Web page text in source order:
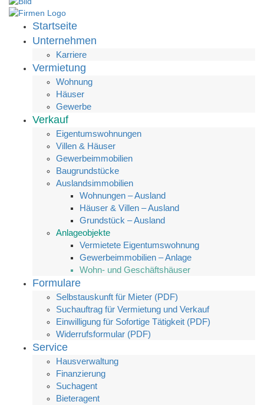
Startseite
Unternehmen
Karriere
Vermietung
Wohnung
Häuser
Gewerbe
Verkauf
Eigentumswohnungen
Villen & Häuser
Gewerbeimmobilien
Baugrundstücke
Auslandsimmobilien
Wohnungen – Ausland
Häuser & Villen – Ausland
Grundstück – Ausland
Anlageobjekte
Vermietete Eigentumswohnung
Gewerbeimmobilien – Anlage
Wohn- und Geschäftshäuser
Formulare
Selbstauskunft für Mieter (PDF)
Suchauftrag für Vermietung und Verkauf
Einwilligung für Sofortige Tätigkeit (PDF)
Widerrufsformular (PDF)
Service
Hausverwaltung
Finanzierung
Suchagent
Bieteragent